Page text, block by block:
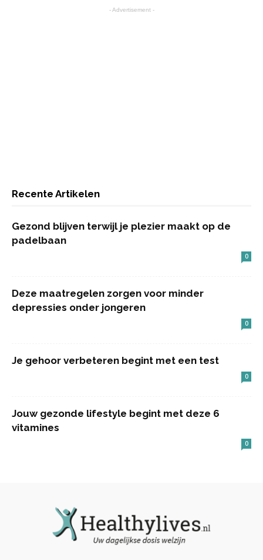
- Advertisement -
Recente Artikelen
Gezond blijven terwijl je plezier maakt op de
padelbaan
0
Deze maatregelen zorgen voor minder
depressies onder jongeren
0
Je gehoor verbeteren begint met een test
0
Jouw gezonde lifestyle begint met deze 6
vitamines
0